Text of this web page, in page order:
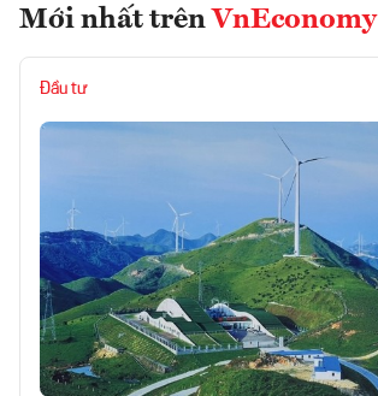
Mới nhất trên VnEconomy
Đầu tư